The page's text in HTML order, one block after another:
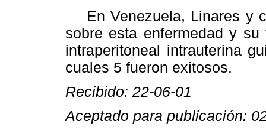
En Venezuela, Linares y
sobre esta enfermedad y su
intraperitoneal intrauterina
cuales 5 fueron exitosos.
Recibido: 22-06-01
Aceptado para publicación: